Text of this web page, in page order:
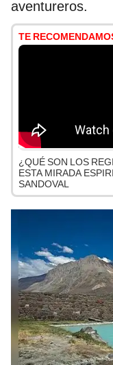
aventureros.
TE
¿QUÉ SON LOS
ESTA MIRADA
SANDOVAL